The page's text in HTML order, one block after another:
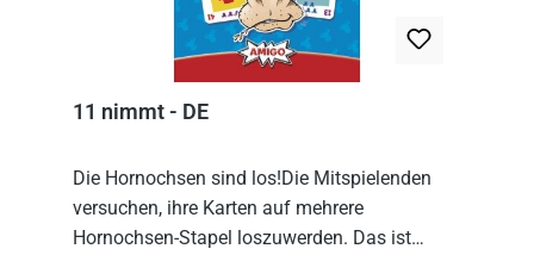
11 nimmt - DE
Die Hornochsen sind los!Die Mitspielenden
versuchen, ihre Karten auf mehrere
Hornochsen-Stapel loszuwerden. Das ist